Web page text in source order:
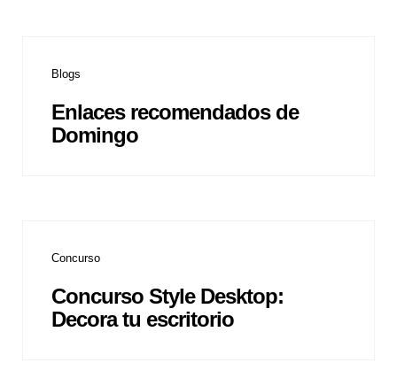
Blogs
Enlaces recomendados de
Domingo
Concurso
Concurso Style Desktop:
Decora tu escritorio